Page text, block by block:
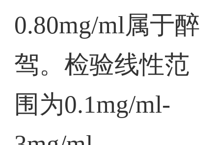
0.80mg/ml属于醉
驾。检验线性范
围为0.1mg/ml-